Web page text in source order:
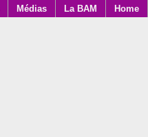
Home
La BAM
Médias